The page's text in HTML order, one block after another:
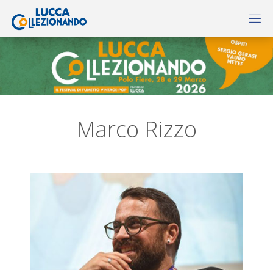
Marco Rizzo